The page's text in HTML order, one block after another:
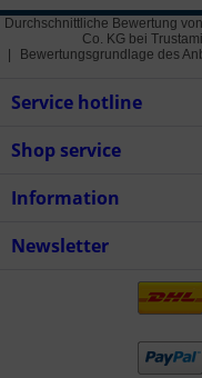
Durchschnittliche Bewertung von
Co. KG bei
Bewertungsgrundlage des
Service hotline
Shop service
Information
Newsletter